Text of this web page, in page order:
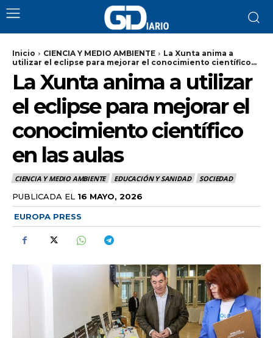
Inicio CIENCIA Y MEDIO AMBIENTE
La Xunta anima a
utilizar el eclipse para mejorar el conocimiento científico...
La Xunta anima a utilizar
el eclipse para mejorar el
conocimiento científico
en las aulas
CIENCIA Y MEDIO AMBIENTE EDUCACIÓN Y SANIDAD SOCIEDAD
PUBLICADA EL 16 MAYO, 2026
EUROPA PRESS